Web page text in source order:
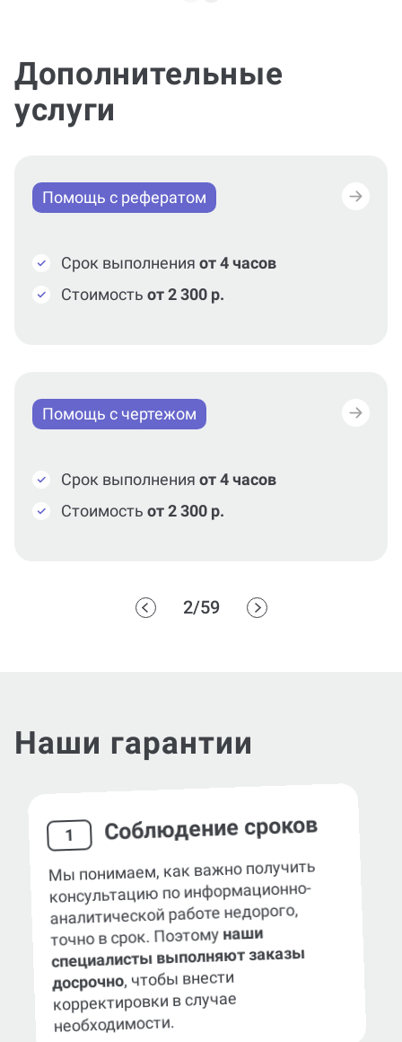
Дополнительные
услуги
Помощь с рефератом
Срок выполнения от 4 часов
Стоимость от 2 300 р.
Помощь с чертежом
Срок выполнения от 4 часов
Стоимость от 2 300 р.
2/59
Наши гарантии
1 Соблюдение сроков
Мы понимаем, как важно получить
консультацию по информационно-
аналитической работе недорого,
точно в срок. Поэтому наши
специалисты выполняют заказы
досрочно, чтобы внести
корректировки в случае
необходимости.